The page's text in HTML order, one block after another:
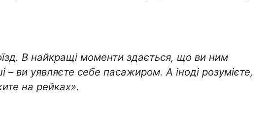
В найкращі моменти здається, що ви ним
– ви уявляєте себе пасажиром. А іноді розумієте,
на рейках».